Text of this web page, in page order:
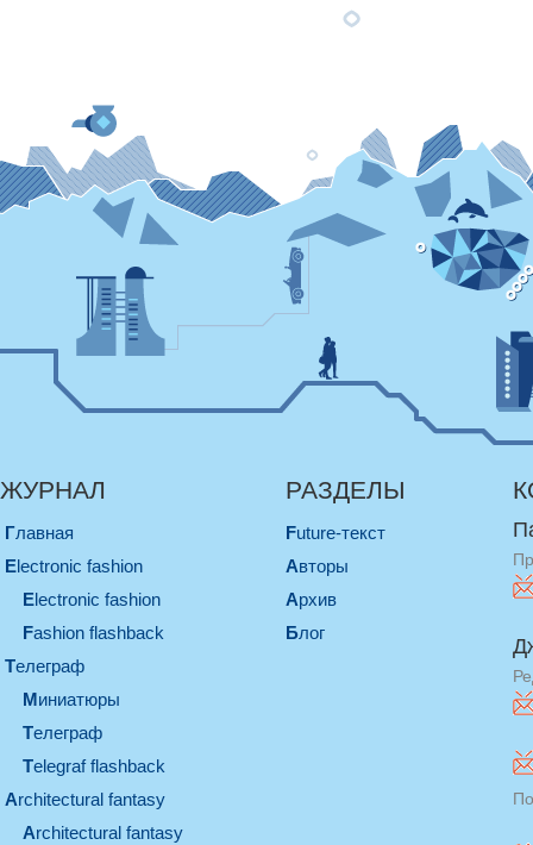
ЖУРНАЛ
Главная
electronic fashion
electronic fashion
Fashion flashback
телеграф
миниатюры
телеграф
Telegraf flashback
architectural fantasy
architectural fantasy
РАЗДЕЛЫ
Future-текст
Авторы
Архив
Блог